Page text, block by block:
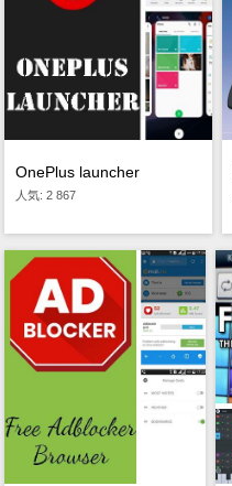
OnePlus launcher
人気: 2 867